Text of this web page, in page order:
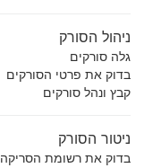
ניהול הסורק
גלה סורקים
בדוק את פרטי הסורקים
קבץ ונהל סורקים
ניטור הסורק
בדוק את רשומת הסריקה